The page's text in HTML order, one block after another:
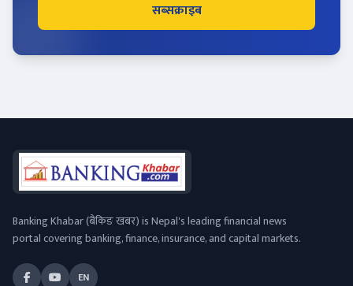
सब्सक्राइब
Banking Khabar (बैंकिङ खबर) is Nepal's leading financial news
portal covering banking, finance, insurance, and capital markets.
EN